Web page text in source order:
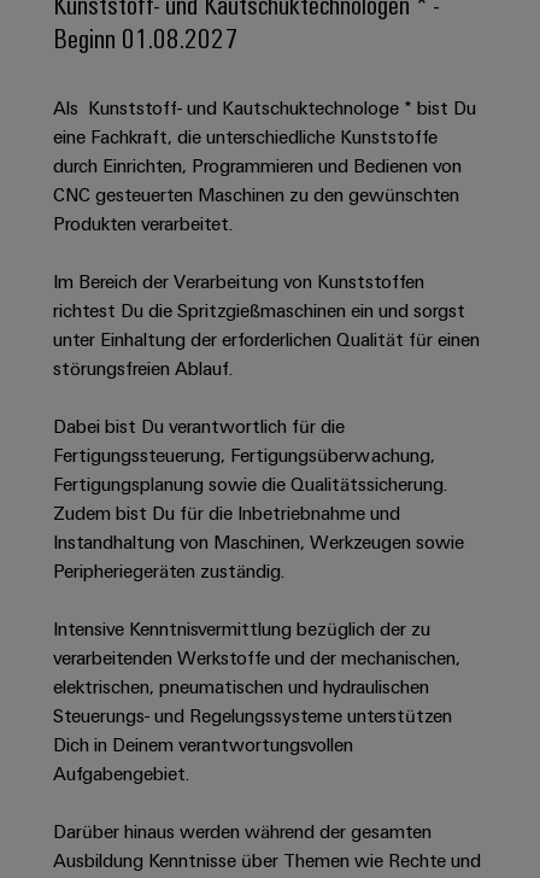
Energienetze
Lösungen
für
die
spezifischen
Anforderungen
in
der
Gerätehersteller
Innovative
Verbindungslösungen
für
Konventionelle
Energieerzeugung
Zukunftssicherheit
bewährte
Energieerzeugung
Maschinenbau
Lösungen
für
verschiedene
Segmente
der
Maschinen
und
Öl
Building
Metering
Weidmüller
Configurator
Solutions
Systeme
Lösungen
Dezentrale
Automatisierung
Energiemanagement-
Lösungen
IIoT
&
Automation
Software
Industrial
Analytics
Industrial
Elektronik
Koppelrelais
&
Halbleiterrelais
Trennverstärker
Messumformer
Stromversorgungen
Elektronikgehäuse
Blitz-
und
Überspannungsschutz
PV
Generatoranschlusskasten
Feldbusverteiler
Automatisierung
&
Software
Steuerungen
Configurator
Services
Akkreditiertes
Labor
Support
Technischer
Support
Umweltbezogene
Produktkonformität
Engineering
Daten
Technische
Produktkataloge
Reparatur
und
Ersatzteile
Trainings
und
Webinare
Webshop
Kataloganforderung
Kundenmagazin
Länder
Management
Informationen
und
Zertifikate
Presse
Unternehmensmeldungen
Pressekontakt
Unsere
Partner
IIoT
and
Automation
Partner
Netzwerk
IIoT
and
Automation
und
Ausbildung
Duales
Studium
Erfolgreiche
Karrierewege
Offene
Ausbildungs-
und
Studienplätze
Veranstaltungen
Aktuelle
Termine
Workshops
für
Schulklassen
Beginn 01.08.2027
Als Kunststoff- und Kautschuktechnologe * bist Du
eine Fachkraft, die unterschiedliche Kunststoffe
durch Einrichten, Programmieren und Bedienen von
CNC gesteuerten Maschinen zu den gewünschten
Produkten verarbeitet.
Im Bereich der Verarbeitung von Kunststoffen
richtest Du die Spritzgießmaschinen ein und sorgst
unter Einhaltung der erforderlichen Qualität für einen
störungsfreien Ablauf.
Dabei bist Du verantwortlich für die
Fertigungssteuerung, Fertigungsüberwachung,
Fertigungsplanung sowie die Qualitätssicherung.
Zudem bist Du für die Inbetriebnahme und
Instandhaltung von Maschinen, Werkzeugen sowie
Peripheriegeräten zuständig.
Intensive Kenntnisvermittlung bezüglich der zu
verarbeitenden Werkstoffe und der mechanischen,
elektrischen, pneumatischen und hydraulischen
Steuerungs- und Regelungssysteme unterstützen
Dich in Deinem verantwortungsvollen
Aufgabengebiet.
Darüber hinaus werden während der gesamten
Ausbildung Kenntnisse über Themen wie Rechte und